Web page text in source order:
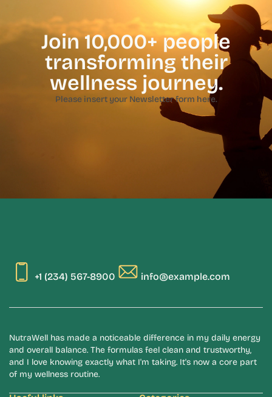
Join 10,000+ people
transforming their
wellness journey.
Please insert your Newsletter form here.
+1 (234) 567-8900 info@example.com
NutraWell has made a noticeable difference in my daily energy
and overall balance. The formulas feel clean and trustworthy,
and I love knowing exactly what I'm taking. It's now a core part
of my wellness routine.